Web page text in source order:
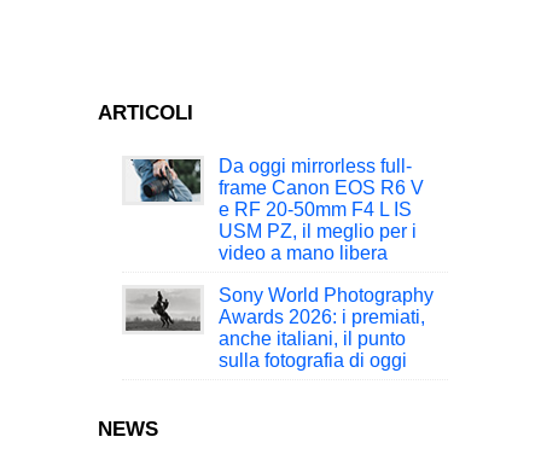
ARTICOLI
Da oggi mirrorless full-
frame Canon EOS R6 V
e RF 20-50mm F4 L IS
USM PZ, il meglio per i
video a mano libera
Sony World Photography
Awards 2026: i premiati,
anche italiani, il punto
sulla fotografia di oggi
NEWS